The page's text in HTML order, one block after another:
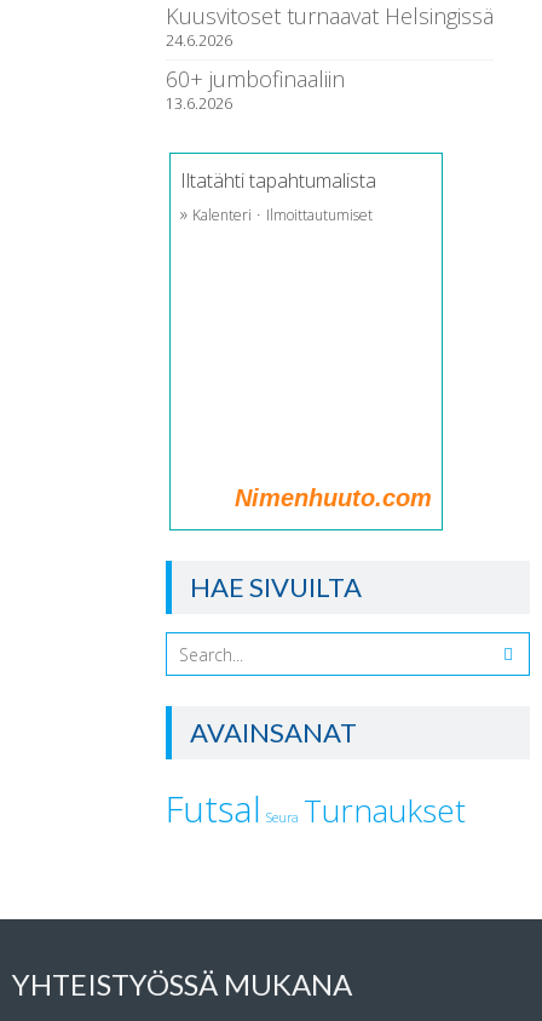
Kuusvitoset turnaavat Helsingissä
24.6.2026
60+ jumbofinaaliin
13.6.2026
Iltatähti tapahtumalista
» Kalenteri · Ilmoittautumiset
Nimenhuuto.com
HAE SIVUILTA
AVAINSANAT
Futsal Seura Turnaukset
YHTEISTYÖSSÄ MUKANA